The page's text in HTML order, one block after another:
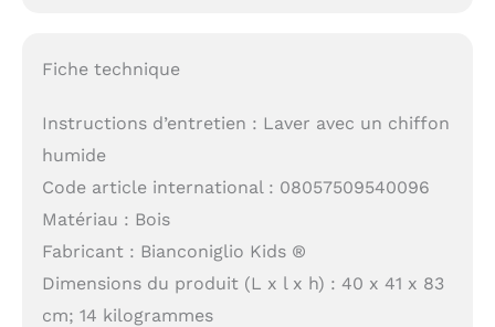
Fiche technique
Instructions d’entretien : Laver avec un chiffon
humide
Code article international : 08057509540096
Matériau : Bois
Fabricant : Bianconiglio Kids ®
Dimensions du produit (L x l x h) : 40 x 41 x 83
cm; 14 kilogrammes